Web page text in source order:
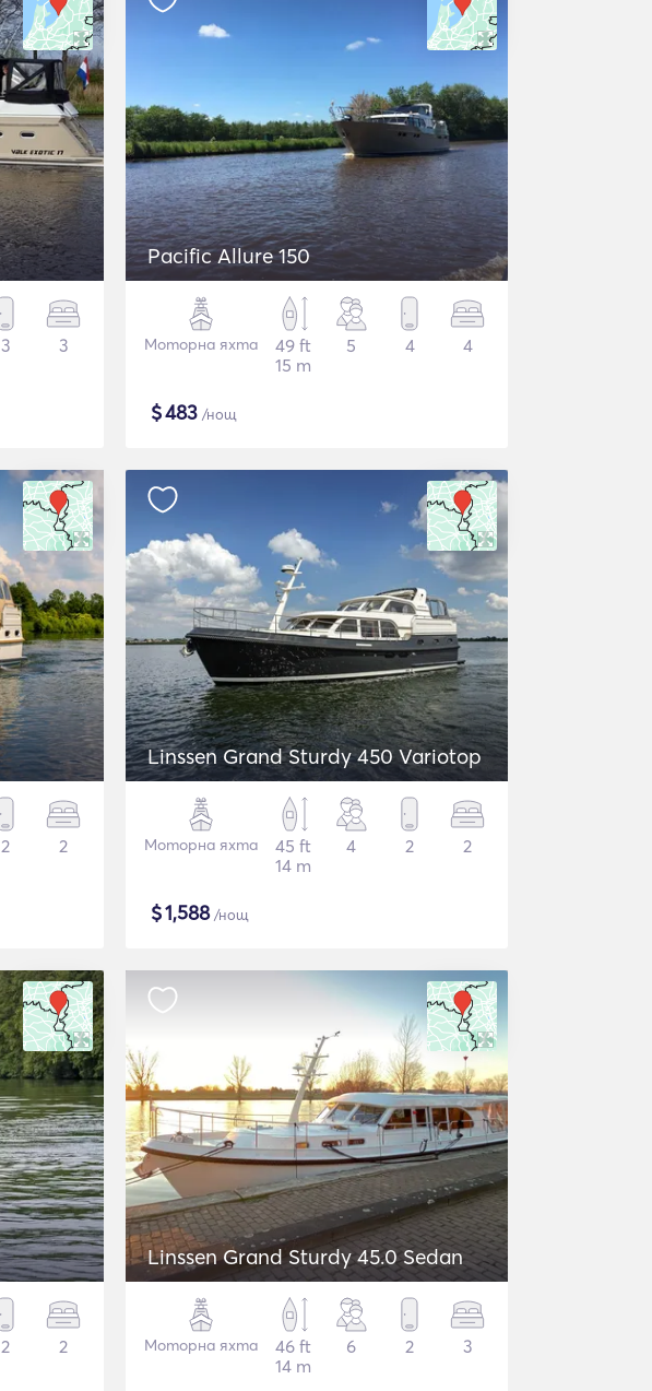
3 3
Pacific Allure 150
Моторна яхта
49 ft
15 m
5 4 4
$483 /нощ
2 2
Linssen Grand Sturdy 450 Variotop
Моторна яхта
45 ft
14 m
4 2 2
$1,588/нощ
2 2
Linssen Grand Sturdy 45.0 Sedan
Моторна яхта
46 ft
14 m
6 2 3